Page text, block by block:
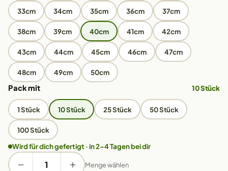
33cm 34cm 35cm 36cm 37cm
38cm 39cm 40cm 41cm 42cm
43cm 44cm 45cm 46cm 47cm
48cm 49cm 50cm
Pack mit 10 Stück
1 Stück 10 Stück 25 Stück 50 Stück
100 Stück
Wird für dich gefertigt · in 2–4 Tagen bei dir
Menge wählen